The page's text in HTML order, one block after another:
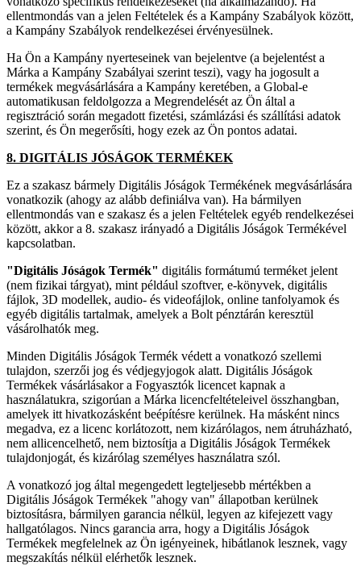
ellentmondás van a jelen Feltételek és a Kampány Szabályok között,
a Kampány Szabályok rendelkezései érvényesülnek.
Ha Ön a Kampány nyerteseinek van bejelentve (a bejelentést a
Márka a Kampány Szabályai szerint teszi), vagy ha jogosult a
termékek megvásárlására a Kampány keretében, a Global-e
automatikusan feldolgozza a Megrendelését az Ön által a
regisztráció során megadott fizetési, számlázási és szállítási adatok
szerint, és Ön megerősíti, hogy ezek az Ön pontos adatai.
8. DIGITÁLIS JÓSÁGOK TERMÉKEK
Ez a szakasz bármely Digitális Jóságok Termékének megvásárlására
vonatkozik (ahogy az alább definiálva van). Ha bármilyen
ellentmondás van e szakasz és a jelen Feltételek egyéb rendelkezései
között, akkor a 8. szakasz irányadó a Digitális Jóságok Termékével
kapcsolatban.
"Digitális Jóságok Termék" digitális formátumú terméket jelent
(nem fizikai tárgyat), mint például szoftver, e-könyvek, digitális
fájlok, 3D modellek, audio- és videofájlok, online tanfolyamok és
egyéb digitális tartalmak, amelyek a Bolt pénztárán keresztül
vásárolhatók meg.
Minden Digitális Jóságok Termék védett a vonatkozó szellemi
tulajdon, szerzői jog és védjegyjogok alatt. Digitális Jóságok
Termékek vásárlásakor a Fogyasztók licencet kapnak a
használatukra, szigorúan a Márka licencfeltételeivel összhangban,
amelyek itt hivatkozásként beépítésre kerülnek. Ha másként nincs
megadva, ez a licenc korlátozott, nem kizárólagos, nem átruházható,
nem allicencelhető, nem biztosítja a Digitális Jóságok Termékek
tulajdonjogát, és kizárólag személyes használatra szól.
A vonatkozó jog által megengedett legteljesebb mértékben a
Digitális Jóságok Termékek "ahogy van" állapotban kerülnek
biztosításra, bármilyen garancia nélkül, legyen az kifejezett vagy
hallgatólagos. Nincs garancia arra, hogy a Digitális Jóságok
Termékek megfelelnek az Ön igényeinek, hibátlanok lesznek, vagy
megszakítás nélkül elérhetők lesznek.